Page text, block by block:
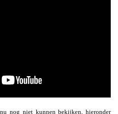
nog niet kunnen bekijken, hieronder